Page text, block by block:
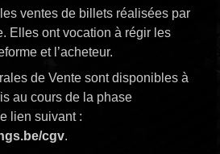
ventes de billets réalisées par
Elles ont vocation à régir les
et l’acheteur.
de Vente sont disponibles à
au cours de la phase
lien suivant :
cgv.